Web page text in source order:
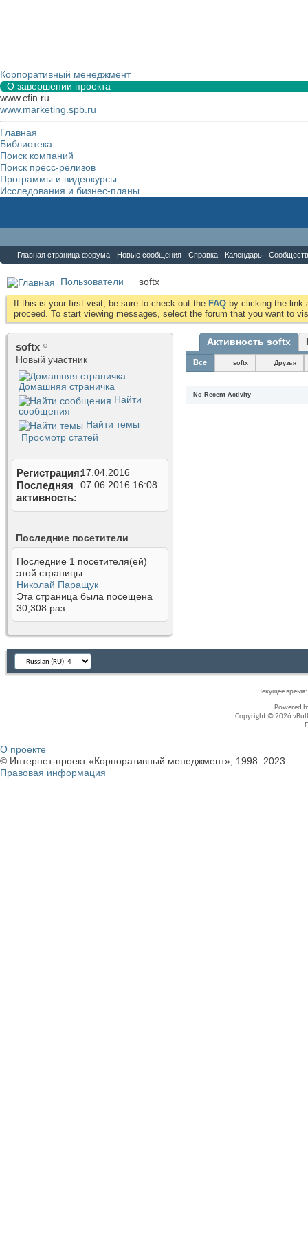
Корпоративный менеджмент
О завершении проекта
www.cfin.ru
www.marketing.spb.ru
Главная
Библиотека
Поиск компаний
Поиск пресс-релизов
Программы и видеокурсы
Исследования и бизнес-планы
Главная страница форума Новые сообщения Справка Календарь
Пользователи softx
If this is your first visit, be sure to check out the FAQ by clicking the link
proceed. To start viewing messages, select the forum that you want to
softx
Новый участник
Домашняя страничка
Найти
сообщения
Найти темы
Просмотр статей
Регистрация17.04.2016
Последняя
активность
07.06.2016 16:08
Последние посетители
Последние 1 посетителя(ей)
этой страницы:
Николай Паращук
Эта страница была посещена
30,308 раз
Активность softx
Все softx Друзья
No Recent Activity
Текущее время:
Powered
Copyright © 2026
О проекте
© Интернет-проект «Корпоративный менеджмент», 1998–2023
Правовая информация